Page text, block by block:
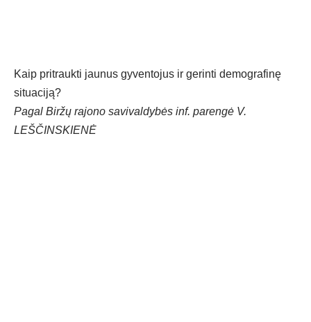
Kaip pritraukti jaunus gyventojus ir gerinti demografinę
situaciją?
Pagal Biržų rajono savivaldybės inf. parengė V.
LEŠČINSKIENĖ